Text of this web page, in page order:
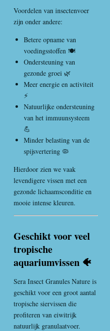
Voordelen van insectenvoer
zijn onder andere:
Betere opname van
voedingsstoffen 🍽️
Ondersteuning van
gezonde groei 🌿
Meer energie en activiteit
⚡
Natuurlijke ondersteuning
van het immuunsysteem
💪
Minder belasting van de
spijsvertering 🦠
Hierdoor zien we vaak
levendigere vissen met een
gezonde lichaamsconditie en
mooie intense kleuren.
Geschikt voor veel
tropische
aquariumvissen 🐠
Sera Insect Granules Nature is
geschikt voor een groot aantal
tropische siervissen die
profiteren van eiwitrijk
natuurlijk granulaatvoer.